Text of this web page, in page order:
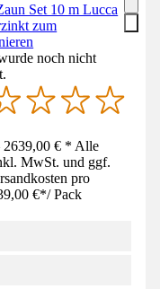
Set 10 m Lucca
zum
noch nicht
€ * Alle
MwSt. und ggf.
pro
€*/ Pack